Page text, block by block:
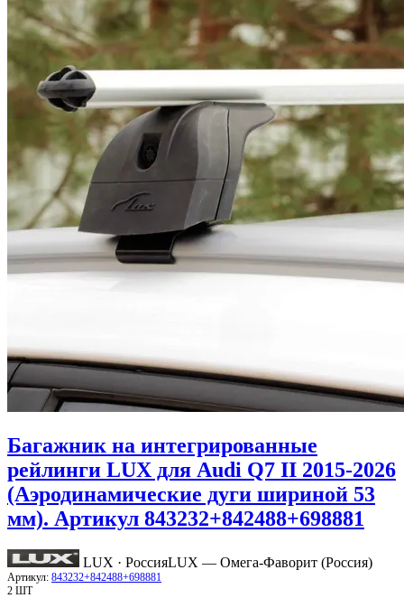
Багажник на интегрированные
рейлинги LUX для Audi Q7 II 2015-2026
(Аэродинамические дуги шириной 53
мм). Артикул 843232+842488+698881
LUX · РоссияLUX — Омега-Фаворит (Россия)
Артикул: 843232+842488+698881
2 ШТ